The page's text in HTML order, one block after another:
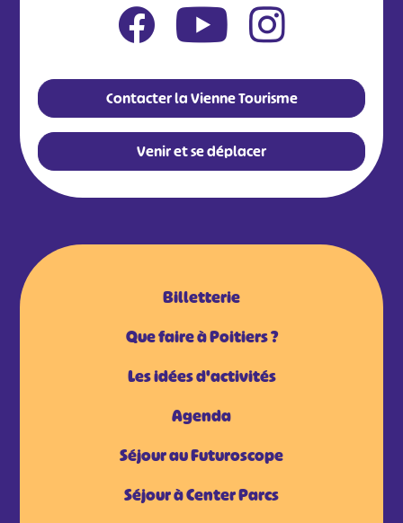
Contacter la Vienne Tourisme
Venir et se déplacer
Billetterie
Que faire à Poitiers ?
Les idées d'activités
Agenda
Séjour au Futuroscope
Séjour à Center Parcs